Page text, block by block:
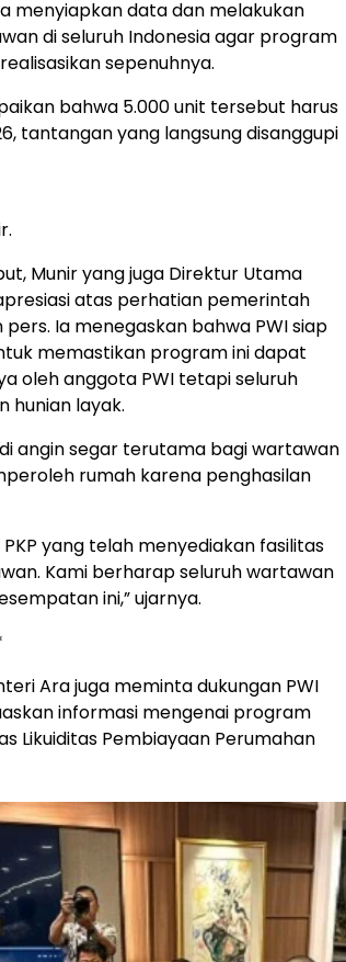
menyiapkan data dan melakukan
di seluruh Indonesia agar program
sepenuhnya.
bahwa 5.000 unit tersebut harus
tantangan yang langsung disanggupi
Munir yang juga Direktur Utama
atas perhatian pemerintah
Ia menegaskan bahwa PWI siap
memastikan program ini dapat
oleh anggota PWI tetapi seluruh
hunian layak.
angin segar terutama bagi wartawan
rumah karena penghasilan
yang telah menyediakan fasilitas
Kami berharap seluruh wartawan
ini,” ujarnya.
Ara juga meminta dukungan PWI
informasi mengenai program
Likuiditas Pembiayaan Perumahan